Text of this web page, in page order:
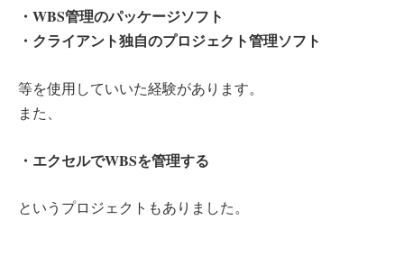
・WBS管理のパッケージソフト
・クライアント独自のプロジェクト管理ソフト
等を使用していいた経験があります。
また、
・エクセルでWBSを管理する
というプロジェクトもありました。